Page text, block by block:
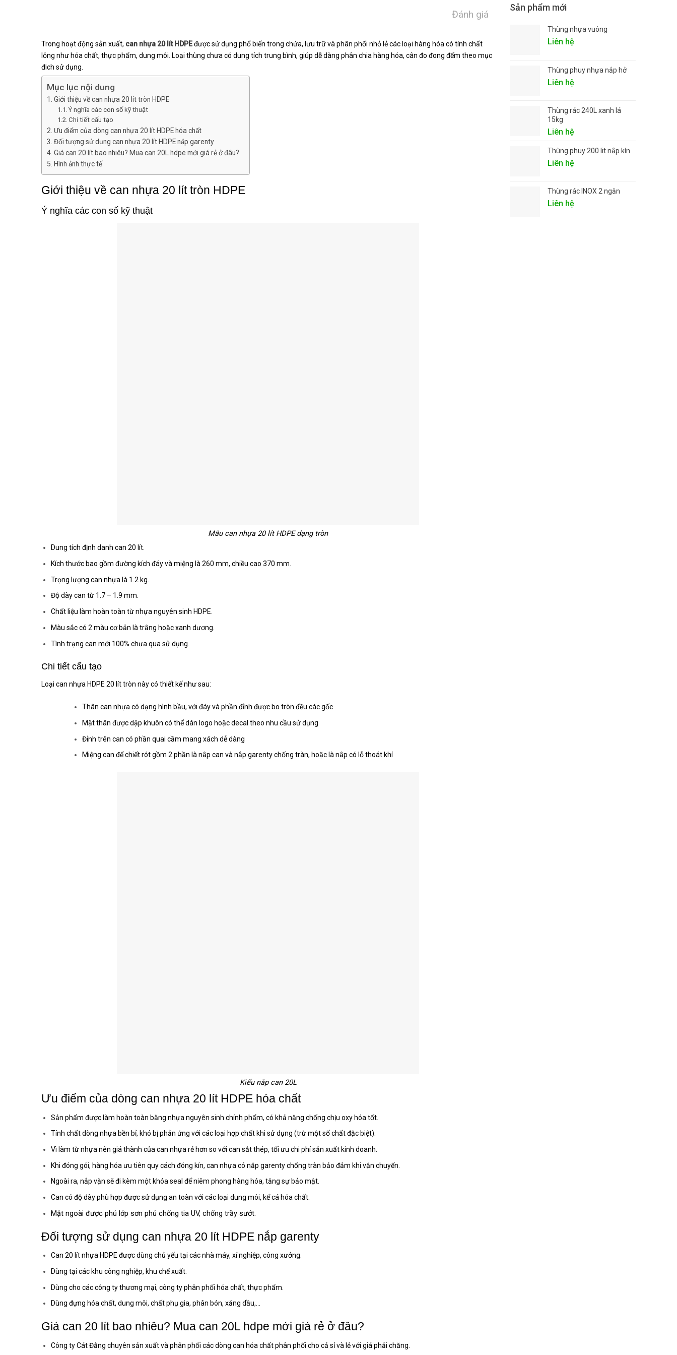
Sản phẩm mới
Thùng nhựa vuông
Liên hệ
Thùng phuy nhựa nắp hở
Liên hệ
Thùng rác 240L xanh lá
15kg
Liên hệ
Thùng phuy 200 lit nắp kín
Liên hệ
Thùng rác INOX 2 ngăn
Liên hệ
Đánh giá
Trong hoạt động sản xuất, can nhựa 20 lít HDPEđược sử dụng phổ biến trong chứa, lưu trữ và phân phối nhỏ lẻ các loại hàng hóa có tính chất
lỏng như hóa chất, thực phẩm, dung môi. Loại thùng chưa có dung tích trung bình, giúp dễ dàng phân chia hàng hóa, cân đo đong đếm theo mục
đich sử dụng.
Mục lục nội dung
Giới thiệu về can nhựa 20 lít tròn HDPE
Ý nghĩa các con số kỹ thuật
Chi tiết cấu tạo
Ưu điểm của dòng can nhựa 20 lít HDPE hóa chất
Đối tượng sử dụng can nhựa 20 lít HDPE nắp garenty
Giá can 20 lít bao nhiêu? Mua can 20L hdpe mới giá rẻ ở đâu?
Hình ảnh thực tế
Giới thiệu về can nhựa 20 lít tròn HDPE
Ý nghĩa các con số kỹ thuật
Mẫu can nhựa 20 lít HDPE dạng tròn
Dung tích định danh can 20 lít.
Kích thước bao gồm đường kích đáy và miệng là 260 mm, chiều cao 370 mm.
Trọng lượng can nhựa là 1.2 kg.
Độ dày can từ 1.7 – 1.9 mm.
Chất liệu làm hoàn toàn từ nhựa nguyên sinh HDPE.
Màu sắc có 2 màu cơ bản là trắng hoặc xanh dương.
Tình trạng can mới 100% chưa qua sử dụng.
Chi tiết cấu tạo
Loại can nhựa HDPE 20 lít tròn này có thiết kế như sau:
Thân can nhựa có dạng hình bầu, với đáy và phần đỉnh được bo tròn đều các gốc
Mặt thân được dập khuôn có thể dán logo hoặc decal theo nhu cầu sử dụng
Đỉnh trên can có phần quai cầm mang xách dễ dàng
Miệng can để chiết rót gồm 2 phần là nắp can và nắp garenty chống tràn, hoặc là nắp có lỗ thoát khí
Kiểu nắp can 20L
Ưu điểm của dòng can nhựa 20 lít HDPE hóa chất
Sản phẩm được làm hoàn toàn bằng nhựa nguyên sinh chính phẩm, có khả năng chống chịu oxy hóa tốt.
Tính chất dòng nhựa bền bỉ, khó bị phản ứng với các loại hợp chất khi sử dụng (trừ một số chất đặc biệt).
Vì làm từ nhựa nên giá thành của can nhựa rẻ hơn so với can sắt thép, tối ưu chi phí sản xuất kinh doanh.
Khi đóng gói, hàng hóa ưu tiên quy cách đóng kín, can nhựa có nắp garenty chống tràn bảo đảm khi vận chuyển.
Ngoài ra, nắp vặn sẽ đi kèm một khóa seal để niêm phong hàng hóa, tăng sự bảo mật.
Can có độ dày phù hợp được sử dụng an toàn với các loại dung môi, kể cá hóa chất.
Mặt ngoài được phủ lớp sơn phủ chống tia UV, chống trầy sướt.
Đối tượng sử dụng can nhựa 20 lít HDPE nắp garenty
Can 20 lít nhựa HDPE được dùng chủ yếu tại các nhà máy, xí nghiệp, công xưởng.
Dùng tại các khu công nghiệp, khu chế xuất.
Dùng cho các công ty thương mại, công ty phân phối hóa chất, thực phẩm.
Dùng đựng hóa chất, dung môi, chất phụ gia, phân bón, xăng dầu,…
Giá can 20 lít bao nhiêu? Mua can 20L hdpe mới giá rẻ ở đâu?
Công ty Cát Đằng chuyên sản xuất và phân phối các dòng can hóa chất phân phối cho cả sỉ và lẻ với giá phải chăng.